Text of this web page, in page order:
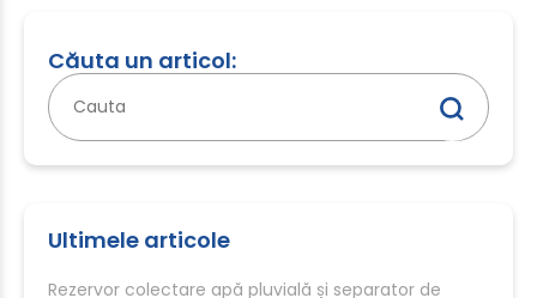
Căuta un articol:
Caută
după:
Ultimele articole
Rezervor colectare apă pluvială și separator de